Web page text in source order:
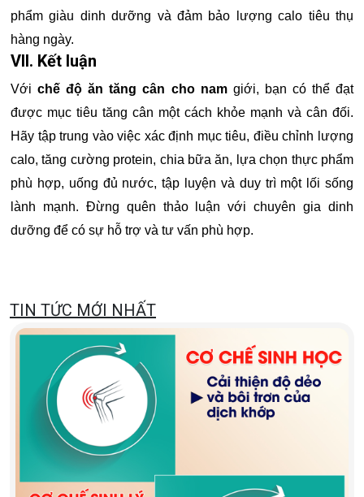
phẩm giàu dinh dưỡng và đảm bảo lượng calo tiêu thụ
hàng ngày.
VII. Kết luận
Với chế độ ăn tăng cân cho namgiới, bạn có thể đạt
được mục tiêu tăng cân một cách khỏe mạnh và cân đối.
Hãy tập trung vào việc xác định mục tiêu, điều chỉnh lượng
calo, tăng cường protein, chia bữa ăn, lựa chọn thực phẩm
phù hợp, uống đủ nước, tập luyện và duy trì một lối sống
lành mạnh. Đừng quên thảo luận với chuyên gia dinh
dưỡng để có sự hỗ trợ và tư vấn phù hợp.
TIN TỨC MỚI NHẤT